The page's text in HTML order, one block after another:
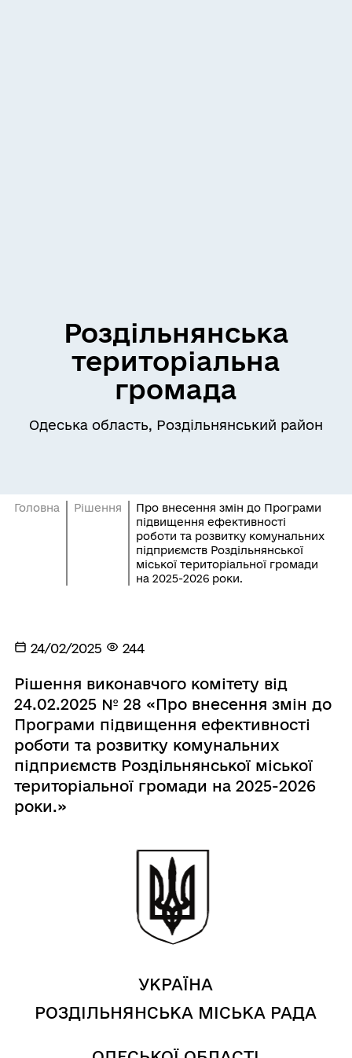
Роздільнянська
територіальна
громада
Одеська область, Роздільнянський район
Головна Рішення
Про внесення змін до Програми
підвищення ефективності
роботи та розвитку комунальних
підприємств Роздільнянської
міської територіальної громади
на 2025-2026 роки.
24/02/2025 244
Рішення виконавчого комітету від
24.02.2025 № 28 «Про внесення змін до
Програми підвищення ефективності
роботи та розвитку комунальних
підприємств Роздільнянської міської
територіальної громади на 2025-2026
роки.»
УКРАЇНА
РОЗДІЛЬНЯНСЬКА МІСЬКА РАДА